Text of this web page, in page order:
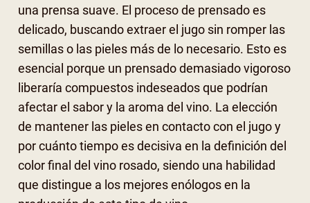
una prensa suave. El proceso de prensado es
delicado, buscando extraer el jugo sin romper las
semillas o las pieles más de lo necesario. Esto es
esencial porque un prensado demasiado vigoroso
liberaría compuestos indeseados que podrían
afectar el sabor y la aroma del vino. La elección
de mantener las pieles en contacto con el jugo y
por cuánto tiempo es decisiva en la definición del
color final del vino rosado, siendo una habilidad
que distingue a los mejores enólogos en la